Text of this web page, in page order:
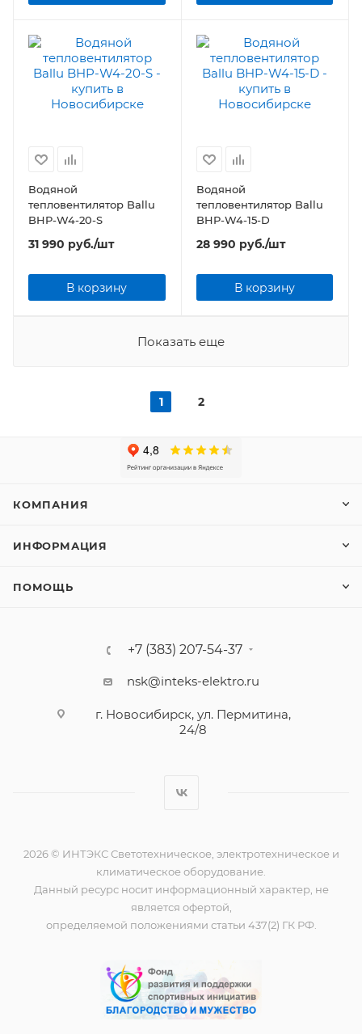
Водяной
тепловентилятор Ballu
BHP-W4-20-S
31 990 руб./шт
В корзину
Водяной
тепловентилятор Ballu
BHP-W4-15-D
28 990 руб./шт
В корзину
Показать еще
1 2
КОМПАНИЯ
ИНФОРМАЦИЯ
ПОМОЩЬ
+7 (383) 207-54-37
nsk@inteks-elektro.ru
г. Новосибирск, ул. Пермитина,
24/8
2026 © ИНТЭКС Светотехническое, электротехническое и
климатическое оборудование.
Данный ресурс носит информационный характер, не
является офертой,
определяемой положениями статьи 437(2) ГК РФ.